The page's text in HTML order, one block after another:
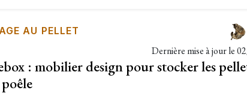
AU PELLET
Dernière mise à jour le
: mobilier design pour stocker les